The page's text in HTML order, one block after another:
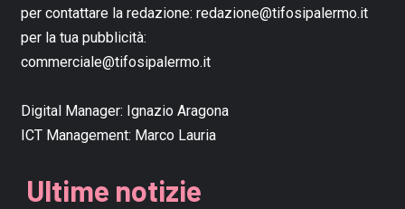
per contattare la redazione: redazione@tifosipalermo.it
per la tua pubblicità:
commerciale@tifosipalermo.it
Digital Manager: Ignazio Aragona
ICT Management: Marco Lauria
Ultime notizie